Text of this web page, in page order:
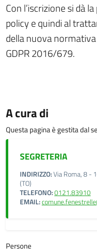
Con l’iscrizione si dà
policy e quindi al
della nuova
GDPR 2016/679.
A cura di
Questa pagina è gestita dal
SEGRETERIA
INDIRIZZO:Via Roma, 8 -
(TO)
TELEFONO:0121.83910
EMAIL:
Persone